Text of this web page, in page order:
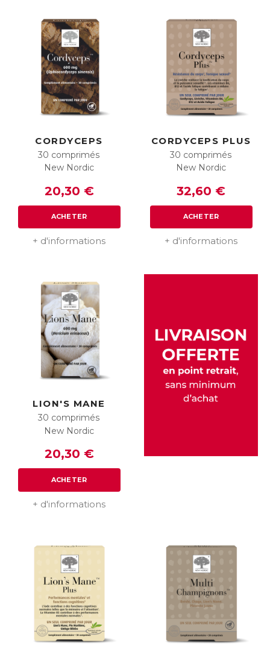
CORDYCEPS
30 comprimés
New Nordic
20,30 €
ACHETER
+ d'informations
CORDYCEPS PLUS
30 comprimés
New Nordic
32,60 €
ACHETER
+ d'informations
LION'S MANE
30 comprimés
New Nordic
20,30 €
ACHETER
+ d'informations